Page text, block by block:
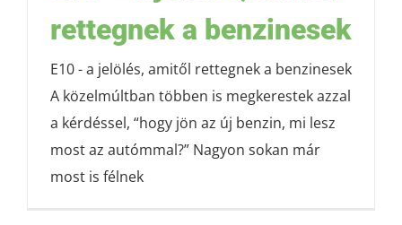
rettegnek a benzinesek
E10 - a jelölés, amitől rettegnek a benzinesek
A közelmúltban többen is megkerestek azzal
a kérdéssel, “hogy jön az új benzin, mi lesz
most az autómmal?” Nagyon sokan már
most is félnek